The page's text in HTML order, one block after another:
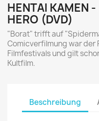
HENTAI KAMEN -
HERO (DVD)
"Borat" trifft auf
Comicverfilmung war der
Filmfestivals und gilt
Kultfilm.
Beschreibung